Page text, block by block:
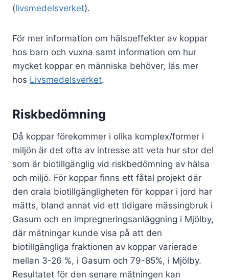
(livsmedelsverket).
För mer information om hälsoeffekter av koppar
hos barn och vuxna samt information om hur
mycket koppar en människa behöver, läs mer
hos Livsmedelsverket.
Riskbedömning
Då koppar förekommer i olika komplex/former i
miljön är det ofta av intresse att veta hur stor del
som är biotillgänglig vid riskbedömning av hälsa
och miljö. För koppar finns ett fåtal projekt där
den orala biotillgängligheten för koppar i jord har
mätts, bland annat vid ett tidigare mässingbruk i
Gasum och en impregneringsanläggning i Mjölby,
där mätningar kunde visa på att den
biotillgängliga fraktionen av koppar varierade
mellan 3-26 %, i Gasum och 79-85%, i Mjölby.
Resultatet för den senare mätningen kan